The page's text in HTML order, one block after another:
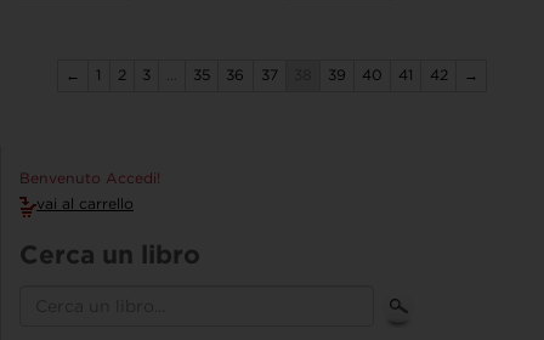
← 1 2 3 … 35 36 37 39 40 41 42 →
Benvenuto Accedi!
vai al carrello
Cerca un libro